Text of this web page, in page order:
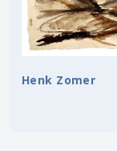
Henk Zomer